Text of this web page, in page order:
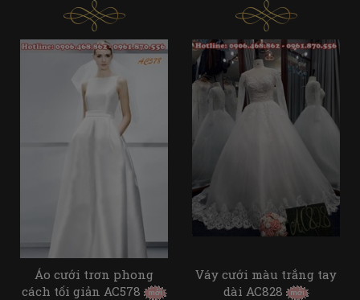
Áo cưới trơn phong
cách tối giản AC578
Váy cưới màu trắng tay
dài AC828